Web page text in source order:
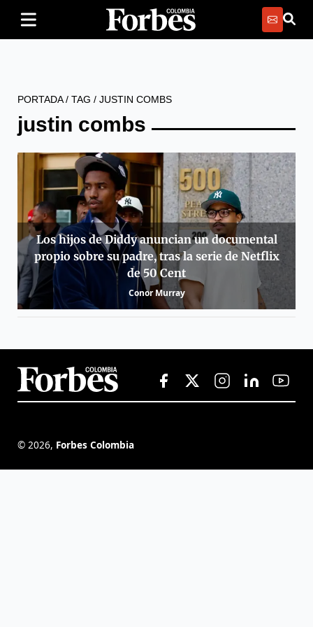
PORTADA/ TAG / JUSTIN COMBS
justin combs
Los hijos de Diddy anuncian un documental
propio sobre su padre, tras la serie de Netflix
de 50 Cent
Conor Murray
© 2026, Forbes Colombia